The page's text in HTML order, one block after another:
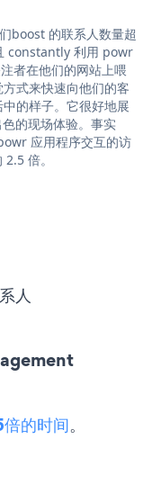
boost 的联系人数量超
constantly 利用 powr
者在他们的网站上喂
式来快速向他们的客
的样子。它很好地展
的现场体验。事实
应用程序交互的访
倍。
人
的时间。